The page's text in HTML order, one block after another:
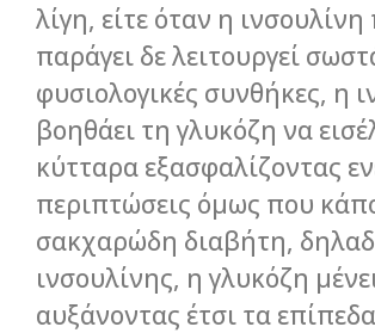
λίγη, είτε όταν η
παράγει δε λειτουργεί
φυσιολογικές συνθήκες, η
βοηθάει τη γλυκόζη να
κύτταρα εξασφαλίζοντας
περιπτώσεις όμως που
σακχαρώδη διαβήτη,
ινσουλίνης, η γλυκόζη
αυξάνοντας έτσι τα